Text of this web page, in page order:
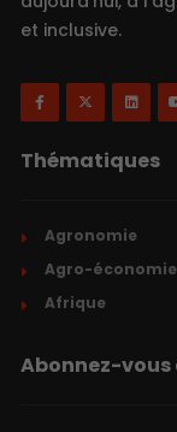
et inclusive.
Thématiques
Agronomie
Agro-économie
Afrique
Abonnez-